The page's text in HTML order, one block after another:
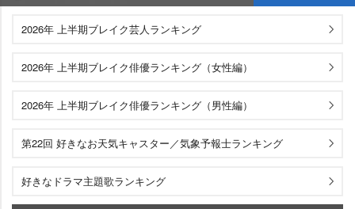
2026年 上半期ブレイク芸人ランキング
2026年 上半期ブレイク俳優ランキング（女性編）
2026年 上半期ブレイク俳優ランキング（男性編）
第22回 好きなお天気キャスター／気象予報士ランキング
好きなドラマ主題歌ランキング